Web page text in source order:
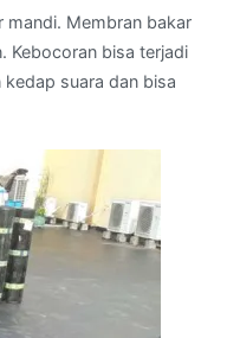
mandi. Membran bakar
Kebocoran bisa terjadi
suara dan bisa